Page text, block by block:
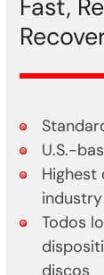
Fast,
U.S.-
industry
Todos
discos